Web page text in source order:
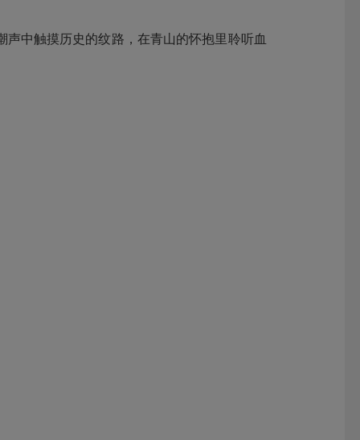
中触摸历史的纹路，在青山的怀抱里聆听血